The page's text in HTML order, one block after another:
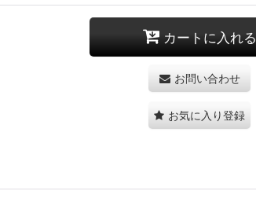
カートに入れる
お問い合わせ
お気に入り登録